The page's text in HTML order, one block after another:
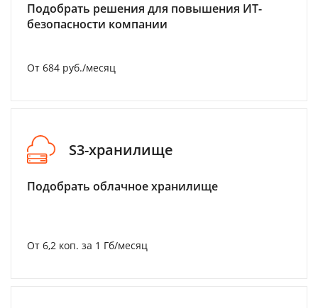
Подобрать решения для повышения ИТ-
безопасности компании
От 684 руб./месяц
S3-хранилище
Подобрать облачное хранилище
От 6,2 коп. за 1 Гб/месяц